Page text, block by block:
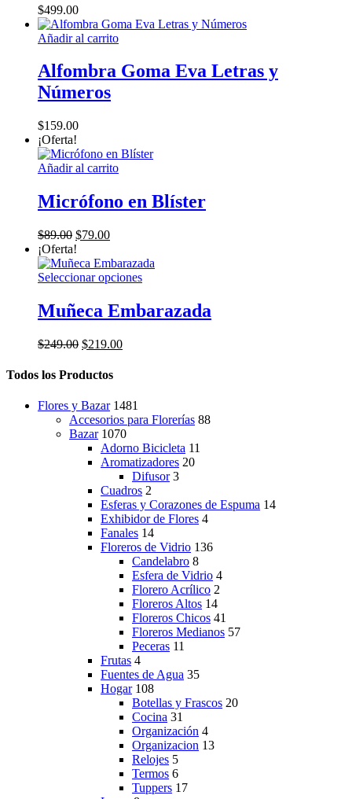
$499.00
Añadir al carrito
Alfombra Goma Eva Letras y
Números
$159.00
¡Oferta!
Añadir al carrito
Micrófono en Blíster
$89.00 El
precio
original
era:
$79.00El
actual
es:
¡Oferta!
Seleccionar opcionesEste
múltiples
en
página
de
producto
Muñeca Embarazada
$249.00 El
original
$249.00.
$219.00El
$219.00.
Todos los Productos
Flores y Bazar 1481
Accesorios para Florerías 88
Bazar 1070
Adorno Bicicleta 11
Aromatizadores 20
Difusor 3
Cuadros 2
Esferas y Corazones de Espuma 14
Exhibidor de Flores 4
Fanales 14
Floreros de Vidrio 136
Candelabro 8
Esfera de Vidrio 4
Florero Acrílico 2
Floreros Altos 14
Floreros Chicos 41
Floreros Medianos 57
Peceras 11
Frutas 4
Fuentes de Agua 35
Hogar 108
Botellas y Frascos 20
Cocina 31
Organización 4
Organizacion 13
Relojes 5
Termos 6
Tuppers 17